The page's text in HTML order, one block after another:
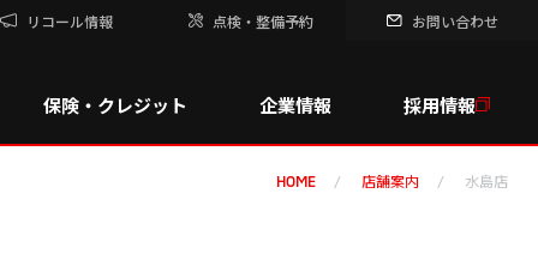
リコール情報 点検・整備予約 お問い合わせ
保険・クレジット 企業情報 採用情報
HOME 店舗案内 水島店